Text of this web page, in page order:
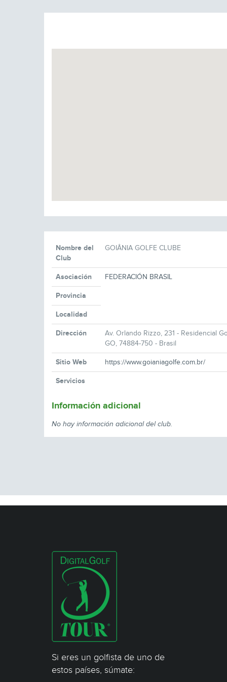
Nombre del
Club
GOIÂNIA GOLFE CLUBE
Asociación FEDERACIÓN BRASIL
Provincia
Localidad
Dirección
Av. Orlando Rizzo, 231 - Residencial
GO, 74884-750 - Brasil
Sitio Web https://www.goianiagolfe.com.br/
Servicios
Información adicional
No hay información adicional del club.
Si eres un golfista de uno de
estos países, súmate: